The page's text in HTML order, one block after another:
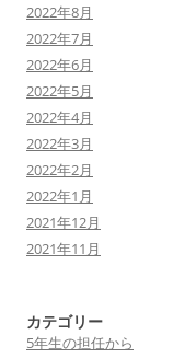
2022年8月
2022年7月
2022年6月
2022年5月
2022年4月
2022年3月
2022年2月
2022年1月
2021年12月
2021年11月
カテゴリー
5年生の担任から